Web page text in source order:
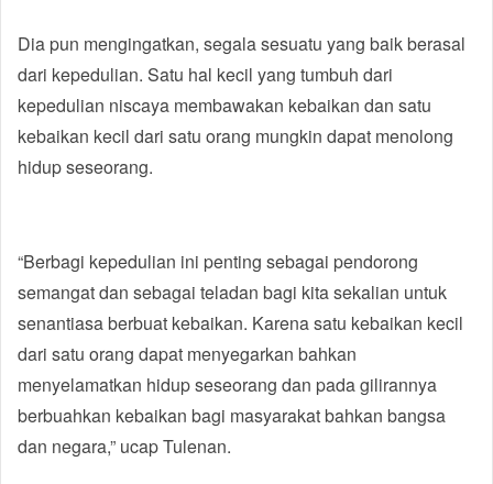
Dia pun mengingatkan, segala sesuatu yang baik berasal
dari kepedulian. Satu hal kecil yang tumbuh dari
kepedulian niscaya membawakan kebaikan dan satu
kebaikan kecil dari satu orang mungkin dapat menolong
hidup seseorang.
“Berbagi kepedulian ini penting sebagai pendorong
semangat dan sebagai teladan bagi kita sekalian untuk
senantiasa berbuat kebaikan. Karena satu kebaikan kecil
dari satu orang dapat menyegarkan bahkan
menyelamatkan hidup seseorang dan pada gilirannya
berbuahkan kebaikan bagi masyarakat bahkan bangsa
dan negara,” ucap Tulenan.